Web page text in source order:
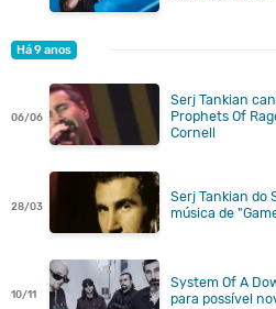
Há 9 anos
06/06
Serj Tankian
Prophets Of
Cornell
28/03
Serj Tankian do
música de
10/11
System Of A
para possível